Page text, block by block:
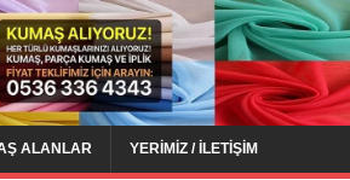
ALANLAR YERIMIZ / İLETIŞIM